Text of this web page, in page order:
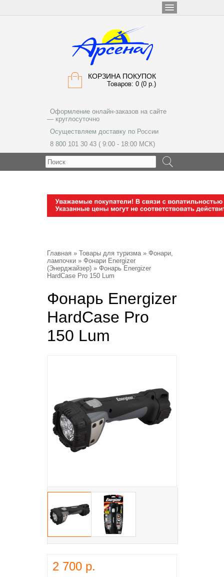
КОРЗИНА ПОКУПОК
Товаров: 0 (0 р.)
Оформление онлайн-заказов на сайте
— круглосуточно
Осуществляем доставку по России
8 800 101 30 43 ( 9:00 - 18:00 МСК)
Главная » Товары для туризма» Фонари,
лампочки » Фонари Energizer
(Энерджайзер) » Фонарь Energizer
HardCase Pro 150 Lum
Фонарь Energizer
HardCase Pro
150 Lum
2 700 р.